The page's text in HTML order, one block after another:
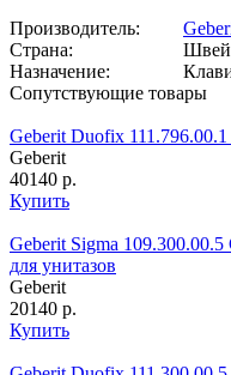
Производитель:
Страна:
Назначение:
Сопутствующие товары
Geberit Duofix 111.796.00.1
Geberit
40140 р.
Купить
Geberit Sigma
для унитазов
Geberit
20140 р.
Купить